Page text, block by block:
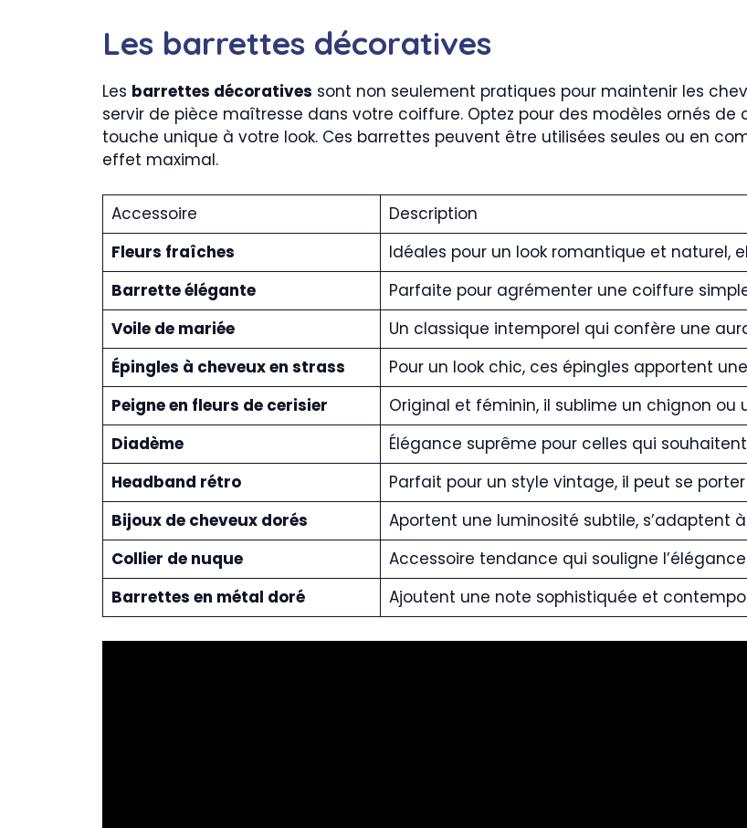
Les barrettes décoratives
Les barrettes décoratives sont non seulement pratiques pour maintenir les
servir de pièce maîtresse dans votre coiffure. Optez pour des modèles ornés
touche unique à votre look. Ces barrettes peuvent être utilisées seules ou en
effet maximal.
Accessoire
Description
Fleurs fraîches
Idéales pour un look romantique et naturel,
Barrette élégante
Parfaite pour agrémenter une coiffure
Voile de mariée
Un classique intemporel qui confère une
Épingles à cheveux en strass
Pour un look chic, ces épingles apportent
Peigne en fleurs de cerisier
Original et féminin, il sublime un chignon ou
Diadème
Élégance suprême pour celles qui
Headband rétro
Parfait pour un style vintage, il peut se
Bijoux de cheveux dorés
Aportent une luminosité subtile, s’adaptent
Collier de nuque
Accessoire tendance qui souligne
Barrettes en métal doré
Ajoutent une note sophistiquée et